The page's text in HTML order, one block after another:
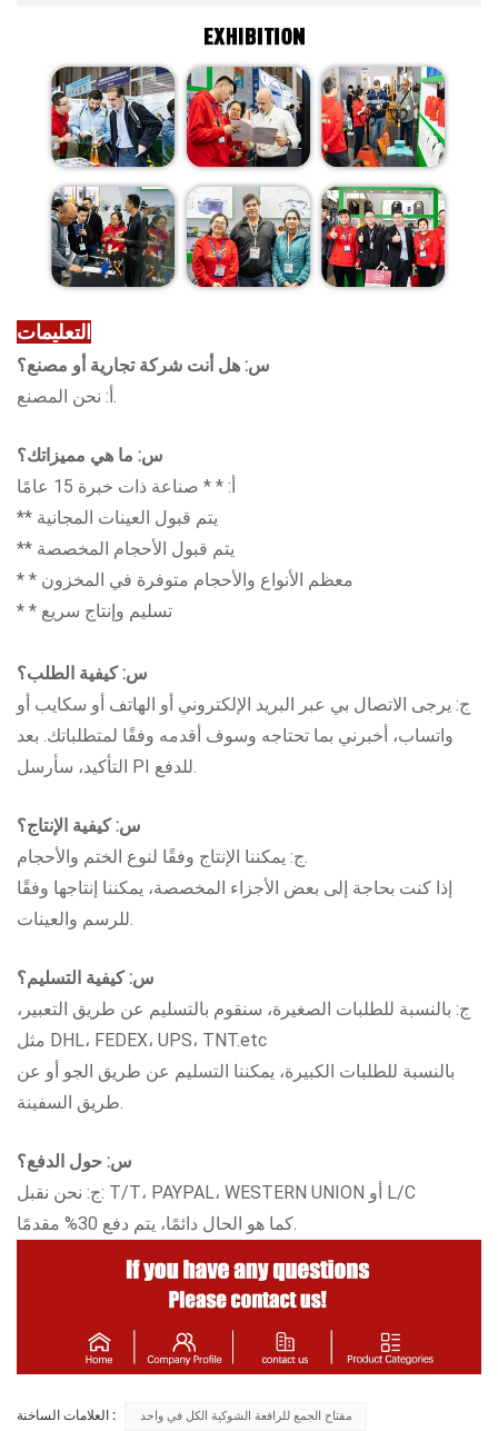
التعليمات
س: هل أنت شركة تجارية أو مصنع؟
أ: نحن المصنع.
س: ما هي مميزاتك؟
أ: * * صناعة ذات خبرة 15 عامًا
** يتم قبول العينات المجانية
** يتم قبول الأحجام المخصصة
* * معظم الأنواع والأحجام متوفرة في المخزون
* * تسليم وإنتاج سريع
س: كيفية الطلب؟
ج: يرجى الاتصال بي عبر البريد الإلكتروني أو الهاتف أو سكايب أو
واتساب، أخبرني بما تحتاجه وسوف أقدمه وفقًا لمتطلباتك. بعد
التأكيد، سأرسل PI للدفع.
س: كيفية الإنتاج؟
ج: يمكننا الإنتاج وفقًا لنوع الختم والأحجام.
إذا كنت بحاجة إلى بعض الأجزاء المخصصة، يمكننا إنتاجها وفقًا
للرسم والعينات.
س: كيفية التسليم؟
ج: بالنسبة للطلبات الصغيرة، سنقوم بالتسليم عن طريق التعبير،
مثل DHL، FEDEX، UPS، TNT.etc
بالنسبة للطلبات الكبيرة، يمكننا التسليم عن طريق الجو أو عن
طريق السفينة.
س: حول الدفع؟
ج: نحن نقبل: T/T، PAYPAL، WESTERN UNION أو L/C
كما هو الحال دائمًا، يتم دفع 30% مقدمًا.
العلامات الساخنة : مفتاح الجمع للرافعة الشوكية الكل في واحد